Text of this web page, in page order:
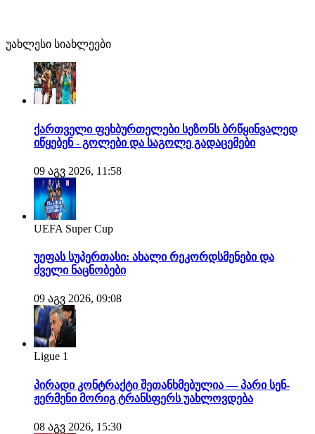
უახლესი სიახლეები
ქართველი ფეხბურთელები სეზონს ბრწყინვალედ
იწყებენ - გოლები და საგოლე გადაცემები
09 აგვ 2026, 11:58
UEFA Super Cup
უეფას სუპერთასი: ახალი რეკორდსმენები და
ძველი ნაცნობები
09 აგვ 2026, 09:08
Ligue 1
პირადი კონტრაქტი შეთანხმებულია — პარი სენ-
ჟერმენი მორიგ ტრანსფერს უახლოვდება
08 აგვ 2026, 15:30